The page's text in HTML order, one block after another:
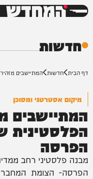
המחדש
חדשות
דף הבית חדשות המתיישבים
מיקום אסטרטגי ומסוכן
המתיישבים
הפלסטינית
הפרסה
מבנה פלסטיני רחב
הפרסה- הצומת המחבר